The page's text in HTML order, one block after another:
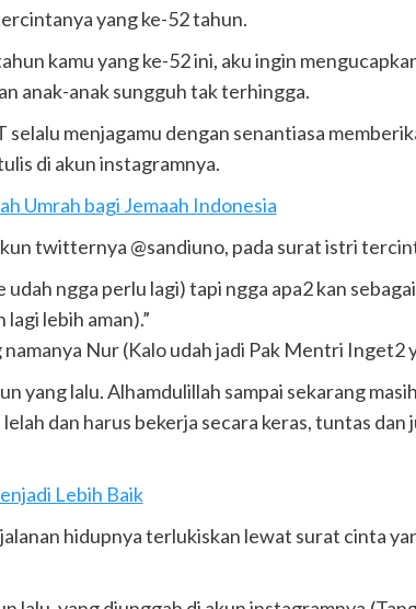
yang ke-52 tahun.
kamu yang ke-52 ini, aku ingin
anak-anak sungguh tak terhingga.
selalu menjagamu dengan senantiasa
di akun instagramnya.
Umrah bagi Jemaah Indonesia
twitternya @sandiuno, pada surat istri
udah ngga perlu lagi) tapi ngga apa2 kan
lebih aman).”
Nur (Kalo udah jadi Pak Mentri Inget2
yang lalu. Alhamdulillah sampai sekarang
dan harus bekerja secara keras, tuntas dan
Lebih Baik
hidupnya terlukiskan lewat surat cinta